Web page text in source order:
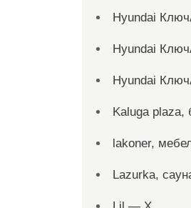
Hyundai
Hyundai
Hyundai
Kaluga plaza,
lakoner,
Lazurka,